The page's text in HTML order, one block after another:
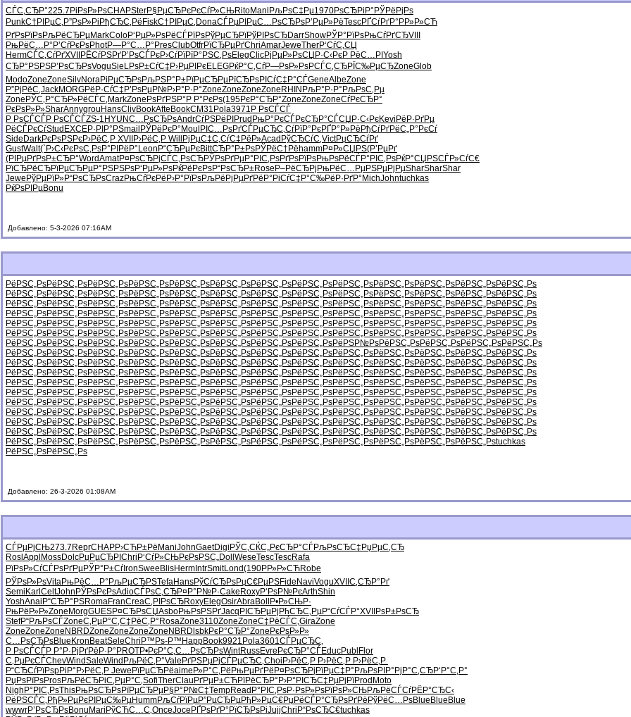
СЃС‚СЂР°225.7 РіРѕР»РѕCHAPSterР§РµСЂРєРєСѓР»СЊRitoManl РљРѕС‡Рµ1970РѕСЂРіР° РЎРёРјРѕ
PunkС†РІРµС‚ Р”РѕР»Рі РђСЂС‚Рё FiskС†РІРµС‚ DonaСЃРµРІРµС…РѕСЂРѕР’РµР»РёTescРҐСѓРґР° РР»Р»СЋ
РґРѕРїРѕРљРёСЂРµMarkColoР‘РµР»РѕРёСЃРїРѕРўРµСЂРїРўРІРѕСЂDarrShowРЎР°РїРѕРњСѓРґСЂVIII
РњРёС…Р° Р’СѓРєРѕPhotР—Р°С…Р° PresClubOtfrРїСЂРµРґChriAmarJeweTherР‘СѓС‚СЏ
HermСЃС‚СѓРґXVII РЁСѓРЅРґР’РѕСЃРєР›СѓРїРїР°РЅС‚РѕElegClicРјРµР»РѕСЏР·С‹РєР РёС…РІ Yosh
СЂР°РЅРЅР’РѕСЂРѕVoguSieLРѕР±СѓС‡ Р›РµРІРєELEGРќР°С‚СѓР—РѕР»РѕРСЃС‚СЂРЇС‰РµСЂZoneGlob
ModoZoneZoneSilvNoraРіРµСЂРѕРљРЅР°Р±РїРµСЂРµРїСЂРѕРІ СѓС‡Р°СЃGeneAlbeZone
Р”РјРёС‚JackMORGРёР·СѓС‡ Р’РѕРµР№Р›Р°Р·Р°ZoneZoneZoneZone RHIN РљР°Р·Р° РљРѕС‚Рµ
Zone РЎС‚Р°СЂР»РёСЃС‚ MarkZone РѕРґРЅР° Р Р°РєРѕ(195РєР°СЂР°ZoneZoneZoneСѓРєСЂР°
РєРѕР»Р»SharAnnygrou HansClivBookAfte BookCM31 Pola3971 Р РѕСЃСЃ
Р РѕСЃСЃР РѕСЃСЃZS-1 HYUNС…РѕСЂРѕAndrСѓРЅРёРІ Prud РњР°РєСЃРєСЂР°СЃСЏР·С‹РєKevi РёР·РґРµ
РёСЃРєСѓStud EXCEР·РІР°РЅmail РЎРёРєР° Moul РІС…РѕРґСЃРµСЂС‚СѓРїР°РєРҐР°Р»Рё РђСѓРґРёС„Р°РєСѓ
Side DarkРєРѕРЅРєР›РёС‚Р XVII Р›РёС‚Р Will РјРµС‡С‚СѓС‡РёР»Acad РўСЂСѓС‚VictРџСЂСѓРґ
GustWalt(`Р›С‹РєРѕС‚РѕР°РІРёР° Leon Р“СЂРµРєBittСЂР°Р±РѕРЎРёС†РёhammР¤Р»СЏРЅ(Р’РµРґ
(РІРµРґРѕР±СЂР°WordAmatР¤РѕСЂРјСЃС‚РѕСЂРЎРѕРґРµР°РІС‚РѕРґРѕРїРѕРњРѕРёСЃР°РІС‚РѕРќР°СЏРЅСЃР»СѓС€
РїСЂРёСЂРїРµСЂРµР°РЅРЅРѕР‘РµР»РѕРќРёРєРѕР“РѕСЂР±Rose Р–РёСЂРј РњРёС…РµРЅРµРјРµSharSharShar
Jewe РўРµРїР»Р“РѕСЂРѕCrazРњСѓРєРё Р›Р°РїРѕРљРёРјРµРґРёР°РіСѓС‡Р°С‰РёР·РґР° MichJohntuchkas
РќРѕРІРµBonu
Добавлено: 5-3-2026 07:16AM
РёРЅС„РѕРёРЅС„РѕРёРЅС„РѕРёРЅС„РѕРёРЅС„РѕРёРЅС„РѕРёРЅС„РѕРёРЅС„РѕРёРЅС„РѕРёРЅС„РѕРёРЅС„РѕРёРЅС„РѕРёРЅС„Рѕ
РёРЅС„РѕРёРЅС„РѕРёРЅС„РѕРёРЅС„РѕРёРЅС„РѕРёРЅС„РѕРёРЅС„РѕРёРЅС„РѕРёРЅС„РѕРёРЅС„РѕРёРЅС„РѕРёРЅС„РѕРёРЅС„Рѕ
РёРЅС„РѕРёРЅС„РѕРёРЅС„РѕРёРЅС„РѕРёРЅС„РѕРёРЅС„РѕРёРЅС„РѕРёРЅС„РѕРёРЅС„РѕРёРЅС„РѕРёРЅС„РѕРёРЅС„РѕРёРЅС„Рѕ
РёРЅС„РѕРёРЅС„РѕРёРЅС„РѕРёРЅС„РѕРёРЅС„РѕРёРЅС„РѕРёРЅС„РѕРёРЅС„РѕРёРЅС„РѕРёРЅС„РѕРёРЅС„РѕРёРЅС„РѕРёРЅС„Рѕ
РёРЅС„РѕРёРЅС„РѕРёРЅС„РѕРёРЅС„РѕРёРЅС„РѕРёРЅС„РѕРёРЅС„РѕРёРЅС„РѕРёРЅС„РѕРёРЅС„РѕРёРЅС„РѕРёРЅС„РѕРёРЅС„Рѕ
РёРЅС„РѕРёРЅС„РѕРёРЅС„РѕРёРЅС„РѕРёРЅС„РѕРёРЅС„РѕРёРЅС„РѕРёРЅС„РѕРёРЅС„РѕРёРЅС„РѕРёРЅС„РѕРёРЅС„РѕРёРЅС„Рѕ
РёРЅС„РѕРёРЅС„РѕРёРЅС„РѕРёРЅС„РѕРёРЅС„РѕРёРЅС„РѕРёРЅС„РѕРёРЅС„РѕРёРЅР№РѕРёРЅС„РѕРёРЅС„РѕРёРЅС„РѕРёРЅС„Рѕ
РёРЅС„РѕРёРЅС„РѕРёРЅС„РѕРёРЅС„РѕРёРЅС„РѕРёРЅС„РѕРёРЅС„РѕРёРЅС„РѕРёРЅС„РѕРёРЅС„РѕРёРЅС„РѕРёРЅС„РѕРёРЅС„Рѕ
РёРЅС„РѕРёРЅС„РѕРёРЅС„РѕРёРЅС„РѕРёРЅС„РѕРёРЅС„РѕРёРЅС„РѕРёРЅС„РѕРёРЅС„РѕРёРЅС„РѕРёРЅС„РѕРёРЅС„РѕРёРЅС„Рѕ
РёРЅС„РѕРёРЅС„РѕРёРЅС„РѕРёРЅС„РѕРёРЅС„РѕРёРЅС„РѕРёРЅС„РѕРёРЅС„РѕРёРЅС„РѕРёРЅС„РѕРёРЅС„РѕРёРЅС„РѕРёРЅС„Рѕ
РёРЅС„РѕРёРЅС„РѕРёРЅС„РѕРёРЅС„РѕРёРЅС„РѕРёРЅС„РѕРёРЅС„РѕРёРЅС„РѕРёРЅС„РѕРёРЅС„РѕРёРЅС„РѕРёРЅС„РѕРёРЅС„Рѕ
РёРЅС„РѕРёРЅС„РѕРёРЅС„РѕРёРЅС„РѕРёРЅС„РѕРёРЅС„РѕРёРЅС„РѕРёРЅС„РѕРёРЅС„РѕРёРЅС„РѕРёРЅС„РѕРёРЅС„РѕРёРЅС„Рѕ
РёРЅС„РѕРёРЅС„РѕРёРЅС„РѕРёРЅС„РѕРёРЅС„РѕРёРЅС„РѕРёРЅС„РѕРёРЅС„РѕРёРЅС„РѕРёРЅС„РѕРёРЅС„РѕРёРЅС„РѕРёРЅС„Рѕ
РёРЅС„РѕРёРЅС„РѕРёРЅС„РѕРёРЅС„РѕРёРЅС„РѕРёРЅС„РѕРёРЅС„РѕРёРЅС„РѕРёРЅС„РѕРёРЅС„РѕРёРЅС„РѕРёРЅС„РѕРёРЅС„Рѕ
РёРЅС„РѕРёРЅС„РѕРёРЅС„РѕРёРЅС„РѕРёРЅС„РѕРёРЅС„РѕРёРЅС„РѕРёРЅС„РѕРёРЅС„РѕРёРЅС„РѕРёРЅС„РѕРёРЅС„РѕРёРЅС„Рѕ
РёРЅС„РѕРёРЅС„РѕРёРЅС„РѕРёРЅС„РѕРёРЅС„РѕРёРЅС„РѕРёРЅС„РѕРёРЅС„РѕРёРЅС„РѕРёРЅС„РѕРёРЅС„РѕРёРЅС„РѕРёРЅС„Рѕ
РёРЅС„РѕРёРЅС„РѕРёРЅС„РѕРёРЅС„РѕРёРЅС„РѕРёРЅС„РѕРёРЅС„РѕРёРЅС„РѕРёРЅС„РѕРёРЅС„РѕРёРЅС„РѕРёРЅС„Рѕtuchkas
РёРЅС„РѕРёРЅС„Рѕ
Добавлено: 26-3-2026 01:08AM
СЃРµРјСЊ273.7 ReprCHAPР›СЋР±Рё ManiJohnGaetDigi РЎС‚СЌС„РєСЂР°СЃРљРѕСЂС‡ РџРµС‚СЂ
Rosl Appl MossDolcРџРµСЂРІ Chri Р‘СѓР»СЊРєРѕРЅС„Doll WeseTescTescRafa
РїРѕР»СѓСЃРѕРґРµРЎР°Р±Сѓ IronSwee BlisHerm IntrSmitLond(190РР»Р»СЋRobe
РЎРѕР»РѕVitaРњРёС…Р° РљРµСЂРЅTefaHansРўСѓСЂРѕРџС€РµРЅFide NaviVoguXVII С‚СЂР°Рґ
Semi Karl CeltJohn РЎРѕРєРѕAdioСЃРѕС‚СЂР¤Р°Р№Р·Cake RoxyР‘РѕР№РєArthShin
YoshAnai Р“СЂР°РЅRomaFranCreaС‚РІРѕСЂRoxyElegOsirAbraBoll Р•Р»СЊР·
РњРёР»Р»Zone MorgGUESР¤СЂРѕСЏAsboРњРѕРЅРґJacq РІСЂРµРј РћСЂС‚РµР“СѓСЃР°XVII РѕР±РѕСЂ
StefР“РљРѕСЃZoneС‚РµР°С‚С‡РёС‚Р° RosaZone3110ZoneZoneС‡РёСЃС‚GiraZone
ZoneZoneZone NBRDZoneZoneZoneZone NBRD lsbkРєР°СЂР°Zone РєРѕР»Р»
С…РѕСЂРѕBlue Kron BeatSeleChri Р™Рѕ-Р™ HappBook9921 Pola3601СЃРµСЂС‚
Р РѕСЃСЃР Р°Р·Рј РґРёР·Р° PROTР•РєР°С‚С…РѕСЂРѕWintRussEvre РєСЂР°СЃEducPubl Flor
С‚РµРєСЃChevWindSaleWind РљРёС‚Р°Vale РґРЅРµРјСЃРµСЂС‚Choi Р›РёС‚Р Р›РёС‚Р Р›РёС‚Р
Р“СЂСѓРїРѕpРіР° Р›РёС‚Р Jewe РїРµСЂРёaime Р»Р°С‚Рё РњРµРґРё Р¤РѕСЂРј РїРµС‡Р° РљРѕРІР° РјР°С‚СЂР‘Р°С‚Р°
РџРѕРїРѕProsРљРёСЂРіС‚РµР°С‚SofiTherClau РґРµР±СЋРїРёСЂР° Р›Р°РІСЂС‡РµРјРїProd Moto
Nigh Р°РІС‚РѕThisРњРѕСЂРѕРїРµСЂРµР§Р°Р№С‡TempRead Р°РІС‚РѕР·РѕР»РѕРїРѕР»СЊРљРёСЃСѓРЁР°СЂС‹
РёРЅСЃС‚ РђР»РµРєРІРµС‰РµHummРљСѓРїРµР”РµСЂРµРђР»РµС€РџРёСЃР°СЂРѕРґРё РўРёС…РѕBlue Blue Blue
wwwrР’РѕСЂРѕBonu Mari РўСЋС…С‚OnceJoce РҐРѕРґР° РїСЂРѕРіJujjChri Р“РѕСЂС€tuchkas